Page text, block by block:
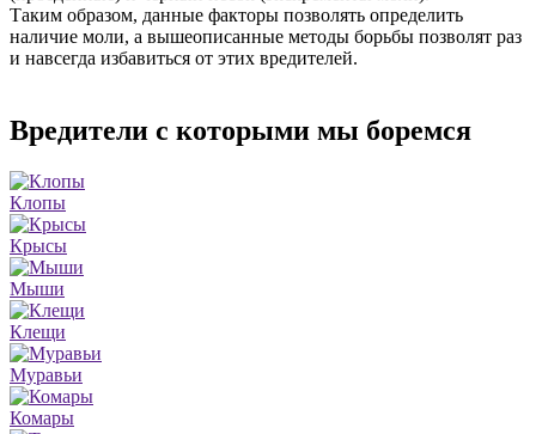
Таким образом, данные факторы позволять определить
наличие моли, а вышеописанные методы борьбы позволят раз
и навсегда избавиться от этих вредителей.
Вредители с которыми мы боремся
Клопы
Крысы
Мыши
Клещи
Муравьи
Комары